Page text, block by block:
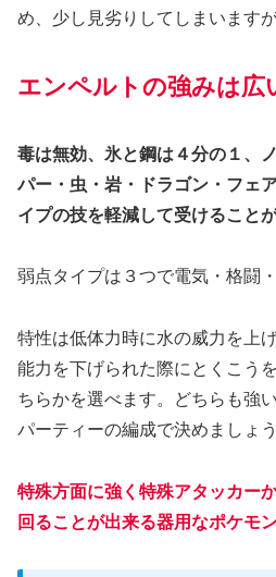
め、少し見劣りしてしまいます
エンペルトの強みは広
毒は無効、氷と鋼は４分の１、
パー・虫・岩・ドラゴン・フェ
イプの技を軽減して受けること
弱点タイプは３つで電気・格闘
特性は低体力時に水の威力を上
能力を下げられた際にとくこう
ちらかを選べます。どちらも強
パーティーの編成で決めましょう
特殊方面に強く特殊アタッカー
回ることが出来る器用なポケモン